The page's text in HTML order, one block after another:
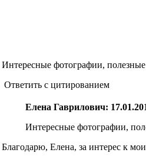
Интересные фотографии, полезные
Ответить с цитированием
Елена Гаврилович:
Интересные фотографии,
Благодарю, Елена, за интерес к